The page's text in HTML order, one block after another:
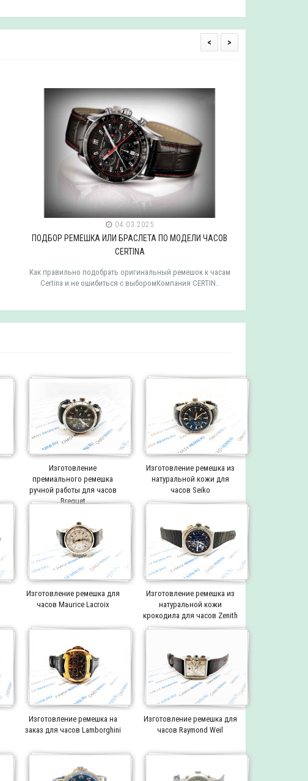
04.03.2025
ПОДБОР РЕМЕШКА ИЛИ БРАСЛЕТА ПО МОДЕЛИ ЧАСОВ
CERTINA
Как правильно подобрать оригинальный ремешок к часам
Certina и не ошибиться с выборомКомпания CERTIN..
< >
Изготовление
премиального ремешка
ручной работы для часов
Breguet
Изготовление ремешка из
натуральной кожи для
часов Seiko
Изготовление ремешка для
часов Maurice Lacroix
Изготовление ремешка из
натуральной кожи
крокодила для часов Zenith
Изготовление ремешка на
заказ для часов Lamborghini
Изготовление ремешка для
часов Raymond Weil